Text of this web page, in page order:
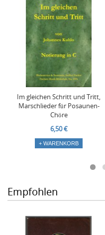
Im gleichen Schritt und Tritt,
Marschlieder für Posaunen-
Chöre
6,50 €
+ WARENKORB
Empfohlen